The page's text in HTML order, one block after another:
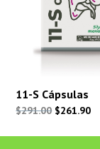
11-S Cápsulas
$291.00 El
$261.90El